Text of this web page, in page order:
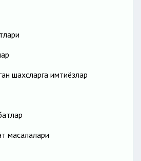
шахсларга имтиёзлар
масалалари